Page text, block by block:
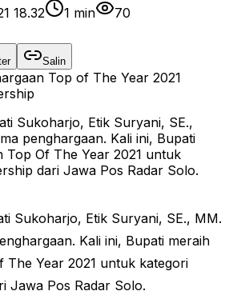
18.32
1 min
70
Salin
Sukoharjo, Etik Suryani, SE.,
penghargaan. Kali ini, Bupati
Top Of The Year 2021 untuk
dari Jawa Pos Radar Solo.
Sukoharjo, Etik Suryani, SE., MM.
Kali ini, Bupati meraih
The Year 2021 untuk kategori
Jawa Pos Radar Solo.